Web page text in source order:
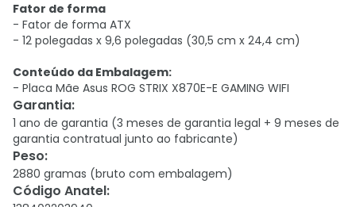
Fator de forma
- Fator de forma ATX
- 12 polegadas x 9,6 polegadas (30,5 cm x 24,4 cm)
Conteúdo da Embalagem:
- Placa Mãe Asus ROG STRIX X870E-E GAMING WIFI
Garantia:
1 ano de garantia (3 meses de garantia legal + 9 meses de
garantia contratual junto ao fabricante)
Peso:
2880 gramas (bruto com embalagem)
Código Anatel: